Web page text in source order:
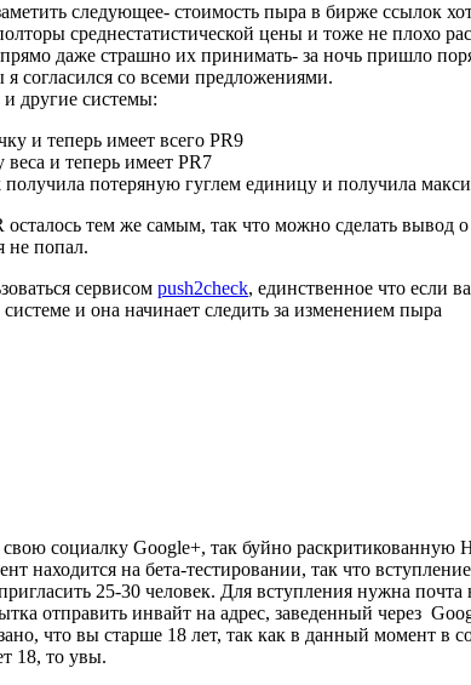
следующее- стоимость пыра в бирже ссылок
среднестатистической цены и тоже не плохо
даже страшно их принимать- за ночь пришло
согласился со всеми предложениями.
и другие системы:
и теперь имеет всего PR9
веса и теперь имеет PR7
потеряную гуглем единицу и получила
тем же самым, так что можно сделать
не попал.
сервисом push2check, единственное что если
и она начинает следить за изменением пыра
социалку Google+, так буйно
на бета-тестировании, так что вступление
25-30 человек. Для вступления нужна
отправить инвайт на адрес, заведенный через
что вы старше 18 лет, так как в данный момент в
18, то увы.